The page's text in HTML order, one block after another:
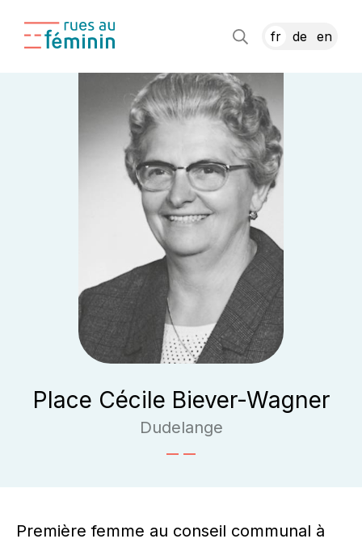
fr de en
Place Cécile Biever-Wagner
Dudelange
Première femme au conseil communal à